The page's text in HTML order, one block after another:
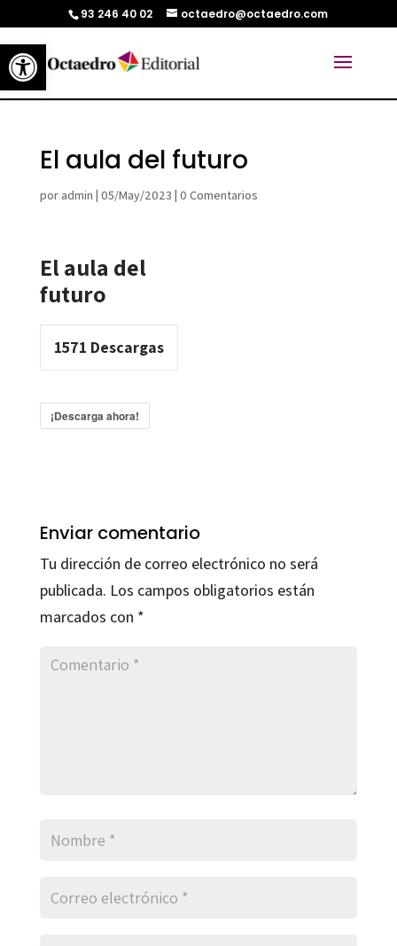
Abrir barra de herramientas
93 246 40 02 octaedro@octaedro.com
El aula del futuro
por admin | 05/May/2023 | 0 Comentarios
El aula del
futuro
1571 Descargas
¡Descarga ahora!
Enviar comentario
Tu dirección de correo electrónico no será
publicada. Los campos obligatorios están
marcados con *